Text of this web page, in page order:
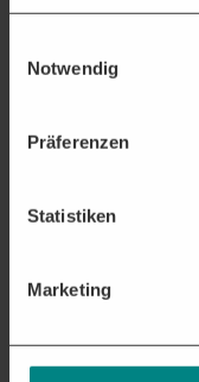
Notwendig
Präferenzen
Statistiken
Marketing